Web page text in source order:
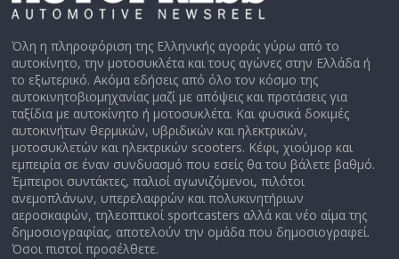
Όλη η πληροφόριση της Ελληνικής αγοράς γύρω από το
αυτοκίνητο, την μοτοσυκλέτα και τους αγώνες στην Ελλάδα ή
το εξωτερικό. Ακόμα εδήσεις από όλο τον κόσμο της
αυτοκινητοβιομηχανίας μαζί με απόψεις και προτάσεις για
ταξίδια με αυτοκίνητο ή μοτοσυκλέτα. Και φυσικά δοκιμές
αυτοκινήτων θερμικών, υβριδικών και ηλεκτρικών,
μοτοσυκλετών και ηλεκτρικών scooters. Κέφι, χιούμορ και
εμπειρία σε έναν συνδυασμό που εσείς θα του βάλετε βαθμό.
Έμπειροι συντάκτες, παλιοί αγωνιζόμενοι, πιλότοι
ανεμοπλάνων, υπερελαφρών και πολυκινητήριων
αεροσκαφών, τηλεοπτικοί sportcasters αλλά και νέο αίμα της
δημοσιογραφίας, αποτελούν την ομάδα που δημοσιογραφεί.
Όσοι πιστοί προσέλθετε.